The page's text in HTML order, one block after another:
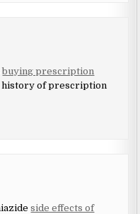
buying prescription
history of prescription
side effects of